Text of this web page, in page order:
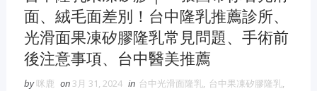
面、絨毛面差別！台中隆乳推薦診所、
光滑面果凍矽膠隆乳常見問題、手術前
後注意事項、台中醫美推薦
by咪鹿 on 3月 31, 2024 in 台中光滑面隆乳, 台中果凍矽膠隆乳,
冷氣維修 維修冷氣 冷氣維修 官網 大金冷氣維修
維修冷氣
冷氣維修 官網 大金冷